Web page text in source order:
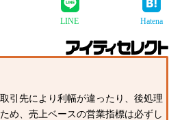
LINE Hatena
引先により利幅が違ったり、後処理
め、売上ベースの営業指標は必ずし